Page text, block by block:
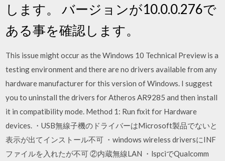
します。 バージョンが10.0.0.276で
ある事を確認します。
This issue might occur as the Windows 10 Technical Preview is a
testing environment and there are no drivers available from any
hardware manufacturer for this version of Windows. I suggest
you to uninstall the drivers for Atheros AR9285 and then install
it in compatibility mode. Method 1: Run fixit for Hardware
devices. ・USB無線子機のドライバーはMicrosoft製品でないと
表示が出てインストール不可 ・windows wireless driversにINF
ファイルを入れたが不可 ②内蔵無線LAN ・lspciでQualcomm